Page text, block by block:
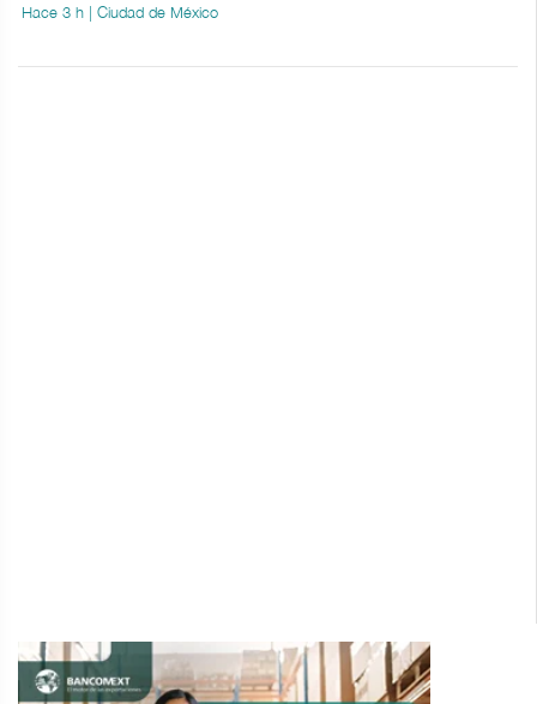
Hace 3 h | Ciudad de México